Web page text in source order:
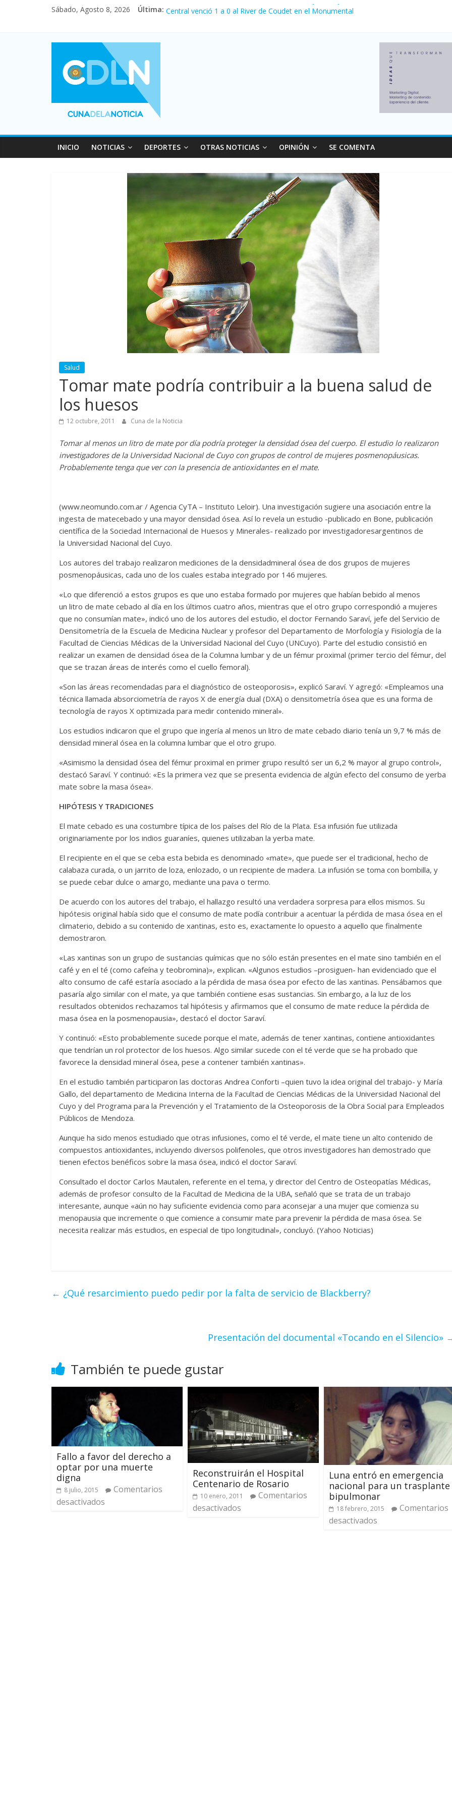
Sábado, Agosto 8, 2026 Última: Fuerte caída de la venta de autos usados en julio: bajó un 12,6% interanual
Desde que asumió Milei cerraron 41.000 kioscos: el sector denuncia crisis como en
Vacaciones de invierno con más movimiento y consumo turístico: 4,6 millones de
INICIO NOTICIAS DEPORTES OTRAS NOTICIAS OPINIÓN SE COMENTA
Salud
Tomar mate podría contribuir a la buena salud de
los huesos
12 octubre, 2011 Cuna de la Noticia
Tomar al menos un litro de mate por día podría proteger la densidad ósea del cuerpo. El estudio lo realizaron
investigadores de la Universidad Nacional de Cuyo con grupos de control de mujeres posmenopáusicas.
Probablemente tenga que ver con la presencia de antioxidantes en el mate.
(www.neomundo.com.ar / Agencia CyTA – Instituto Leloir). Una investigación sugiere una asociación entre la
ingesta de matecebado y una mayor densidad ósea. Así lo revela un estudio -publicado en Bone, publicación
científica de la Sociedad Internacional de Huesos y Minerales- realizado por investigadoresargentinos de
la Universidad Nacional del Cuyo.
Los autores del trabajo realizaron mediciones de la densidadmineral ósea de dos grupos de mujeres
posmenopáusicas, cada uno de los cuales estaba integrado por 146 mujeres.
«Lo que diferenció a estos grupos es que uno estaba formado por mujeres que habían bebido al menos
un litro de mate cebado al día en los últimos cuatro años, mientras que el otro grupo correspondió a mujeres
que no consumían mate», indicó uno de los autores del estudio, el doctor Fernando Saraví, jefe del Servicio de
Densitometría de la Escuela de Medicina Nuclear y profesor del Departamento de Morfología y Fisiología de la
Facultad de Ciencias Médicas de la Universidad Nacional del Cuyo (UNCuyo). Parte del estudio consistió en
realizar un examen de densidad ósea de la Columna lumbar y de un fémur proximal (primer tercio del fémur, del
que se trazan áreas de interés como el cuello femoral).
«Son las áreas recomendadas para el diagnóstico de osteoporosis», explicó Saraví. Y agregó: «Empleamos una
técnica llamada absorciometría de rayos X de energía dual (DXA) o densitometría ósea que es una forma de
tecnología de rayos X optimizada para medir contenido mineral».
Los estudios indicaron que el grupo que ingería al menos un litro de mate cebado diario tenía un 9,7 % más de
densidad mineral ósea en la columna lumbar que el otro grupo.
«Asimismo la densidad ósea del fémur proximal en primer grupo resultó ser un 6,2 % mayor al grupo control»,
destacó Saraví. Y continuó: «Es la primera vez que se presenta evidencia de algún efecto del consumo de yerba
mate sobre la masa ósea».
HIPÓTESIS Y TRADICIONES
El mate cebado es una costumbre típica de los países del Río de la Plata. Esa infusión fue utilizada
originariamente por los indios guaraníes, quienes utilizaban la yerba mate.
El recipiente en el que se ceba esta bebida es denominado «mate», que puede ser el tradicional, hecho de
calabaza curada, o un jarrito de loza, enlozado, o un recipiente de madera. La infusión se toma con bombilla, y
se puede cebar dulce o amargo, mediante una pava o termo.
De acuerdo con los autores del trabajo, el hallazgo resultó una verdadera sorpresa para ellos mismos. Su
hipótesis original había sido que el consumo de mate podía contribuir a acentuar la pérdida de masa ósea en el
climaterio, debido a su contenido de xantinas, esto es, exactamente lo opuesto a aquello que finalmente
demostraron.
«Las xantinas son un grupo de sustancias químicas que no sólo están presentes en el mate sino también en el
café y en el té (como cafeína y teobromina)», explican. «Algunos estudios –prosiguen- han evidenciado que el
alto consumo de café estaría asociado a la pérdida de masa ósea por efecto de las xantinas. Pensábamos que
pasaría algo similar con el mate, ya que también contiene esas sustancias. Sin embargo, a la luz de los
resultados obtenidos rechazamos tal hipótesis y afirmamos que el consumo de mate reduce la pérdida de
masa ósea en la posmenopausia», destacó el doctor Saraví.
Y continuó: «Esto probablemente sucede porque el mate, además de tener xantinas, contiene antioxidantes
que tendrían un rol protector de los huesos. Algo similar sucede con el té verde que se ha probado que
favorece la densidad mineral ósea, pese a contener también xantinas».
En el estudio también participaron las doctoras Andrea Conforti –quien tuvo la idea original del trabajo- y María
Gallo, del departamento de Medicina Interna de la Facultad de Ciencias Médicas de la Universidad Nacional del
Cuyo y del Programa para la Prevención y el Tratamiento de la Osteoporosis de la Obra Social para Empleados
Públicos de Mendoza.
Aunque ha sido menos estudiado que otras infusiones, como el té verde, el mate tiene un alto contenido de
compuestos antioxidantes, incluyendo diversos polifenoles, que otros investigadores han demostrado que
tienen efectos benéficos sobre la masa ósea, indicó el doctor Saraví.
Consultado el doctor Carlos Mautalen, referente en el tema, y director del Centro de Osteopatías Médicas,
además de profesor consulto de la Facultad de Medicina de la UBA, señaló que se trata de un trabajo
interesante, aunque «aún no hay suficiente evidencia como para aconsejar a una mujer que comienza su
menopausia que incremente o que comience a consumir mate para prevenir la pérdida de masa ósea. Se
necesita realizar más estudios, en especial de tipo longitudinal», concluyó. (Yahoo Noticias)
← ¿Qué resarcimiento puedo pedir por la falta de servicio de Blackberry?
Presentación del documental «Tocando en el Silencio»
También te puede gustar
Fallo a favor del derecho a
optar por una muerte
digna
8 julio, 2015
Comentarios
desactivados
Reconstruirán el Hospital
Centenario de Rosario
10 enero, 2011
Comentarios
desactivados
Luna entró en emergencia
nacional para un trasplante
bipulmonar
18 febrero, 2015
Comentarios
desactivados